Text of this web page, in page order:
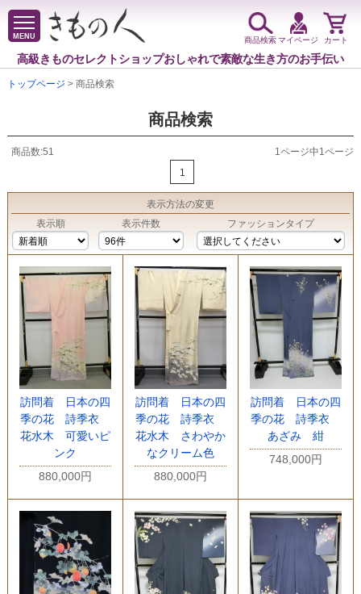
MENU
高級きものセレクトショップおしゃれで素敵な生き方のお手伝い
商品検索マイページ カート
トップページ > 商品検索
商品検索
商品数:51
1ページ中1ページ
1
表示方法の変更
表示順
表示件数 ファッションタイプ
訪問着 日本の四
季の花 詩季衣
花水木 可愛いピ
ンク
880,000円
訪問着 日本の四
季の花 詩季衣
花水木 さわやか
なクリーム色
880,000円
訪問着 日本の四
季の花 詩季衣
あざみ 紺
748,000円